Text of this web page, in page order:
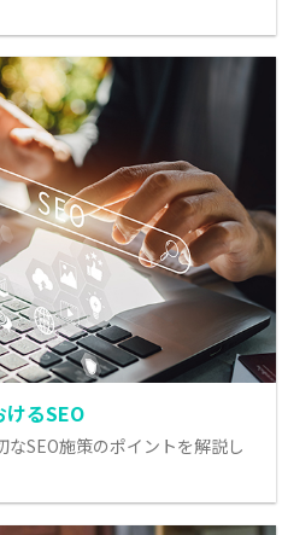
るSEO
SEO施策のポイントを解説し